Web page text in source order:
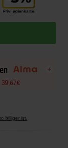
+
39 67€
billiger ist.